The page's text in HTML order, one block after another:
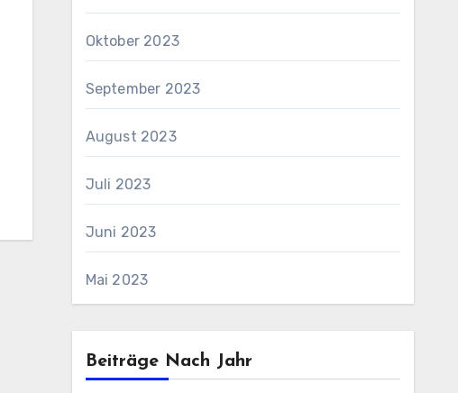
Oktober 2023
September 2023
August 2023
Juli 2023
Juni 2023
Mai 2023
Beiträge Nach Jahr